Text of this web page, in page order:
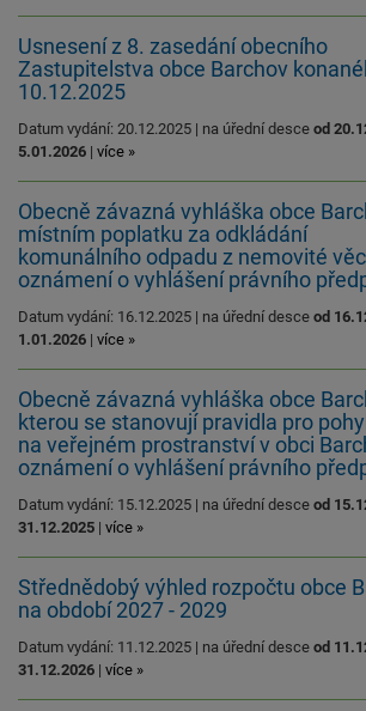
Usnesení z 8. zasedání obecního
Zastupitelstva obce Barchov
10.12.2025
Datum vydání: 20.12.2025 | na úřední desce od
5.01.2026 | více »
Obecně závazná vyhláška obce
místním poplatku za odkládání
komunálního odpadu z nemovité
oznámení o vyhlášení právního
Datum vydání: 16.12.2025 | na úřední desce od
1.01.2026 | více »
Obecně závazná vyhláška obce
kterou se stanovují pravidla pro
na veřejném prostranství v obci
oznámení o vyhlášení právního
Datum vydání: 15.12.2025 | na úřední desce od
31.12.2025 | více »
Střednědobý výhled rozpočtu obce
na období 2027 - 2029
Datum vydání: 11.12.2025 | na úřední desce od
31.12.2026 | více »